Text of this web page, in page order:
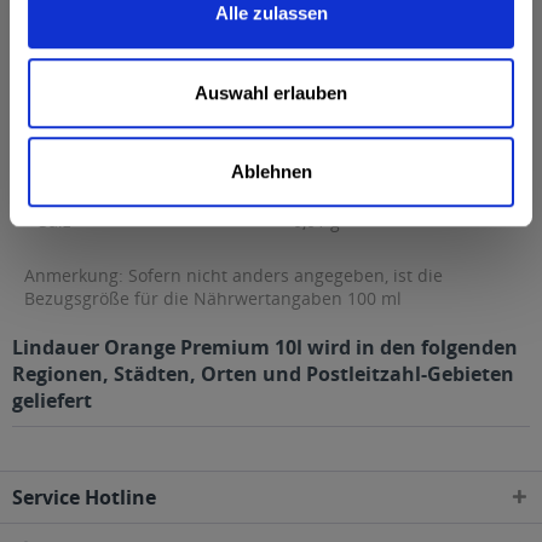
Alle zulassen
Auswahl erlauben
Ablehnen
0,2 g
davon gesättigte Fettsäuren
0,04 g
9 g
davon Zucker
9 g
0 g
Salz
0,01 g
Anmerkung: Sofern nicht anders angegeben, ist die
Bezugsgröße für die Nährwertangaben 100 ml
Lindauer Orange Premium 10l wird in den folgenden
Regionen, Städten, Orten und Postleitzahl-Gebieten
geliefert
Service Hotline